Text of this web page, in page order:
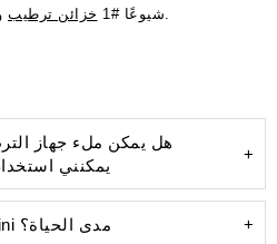
شيوعًا #1
خزائن ترطيب
هل يمكن ملء جهاز
يمكنني
ما الذي يشمله ضمان adorini مدى الحياة؟